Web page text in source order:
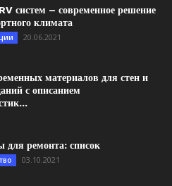
систем – современное решение
климата
20.06.2021
материалов для стен и
с описанием
для ремонта: список
03.10.2021